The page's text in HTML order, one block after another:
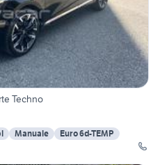
Techno
Manuale
Euro 6d-TEMP